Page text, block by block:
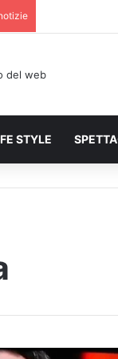
STYLE